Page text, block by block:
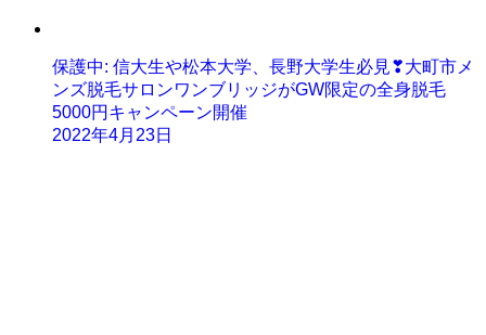
保護中: 信大生や松本大学、長野大学生必見❣大町市メ
ンズ脱毛サロンワンブリッジがGW限定の全身脱毛
5000円キャンペーン開催
2022年4月23日